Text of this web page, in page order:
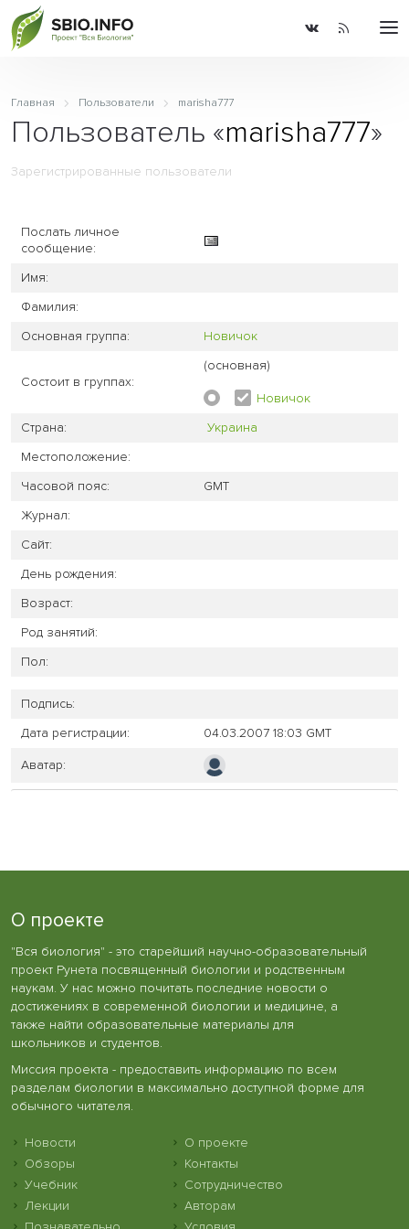
Главная Пользователи marisha777
Пользователь «marisha777»
Зарегистрированные пользователи
Послать личное
сообщение:
Имя:
Фамилия:
Основная группа:
Новичок
Состоит в группах:
(основная)
Новичок
Страна:
Украина
Местоположение:
Часовой пояс:
GMT
Журнал:
Сайт:
День рождения:
Возраст:
Род занятий:
Пол:
Подпись:
Дата регистрации:
04.03.2007 18:03 GMT
Аватар:
О проекте
"Вся биология" - это старейший научно-образовательный
проект Рунета посвященный биологии и родственным
наукам. У нас можно почитать последние новости о
достижениях в современной биологии и медицине, а
также найти образовательные материалы для
школьников и студентов.
Миссия проекта - предоставить информацию по всем
разделам биологии в максимально доступной форме для
обычного читателя.
Новости
Обзоры
Учебник
Лекции
О проекте
Контакты
Сотрудничество
Авторам